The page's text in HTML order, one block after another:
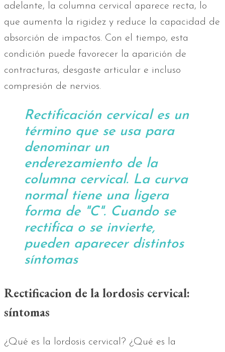
adelante, la columna cervical aparece recta, lo
que aumenta la rigidez y reduce la capacidad de
absorción de impactos. Con el tiempo, esta
condición puede favorecer la aparición de
contracturas, desgaste articular e incluso
compresión de nervios.
Rectificación cervical es un
término que se usa para
denominar un
enderezamiento de la
columna cervical. La curva
normal tiene una ligera
forma de "C". Cuando se
rectifica o se invierte,
pueden aparecer distintos
síntomas
Rectificacion de la lordosis cervical:
síntomas
¿Qué es la lordosis cervical? ¿Qué es la